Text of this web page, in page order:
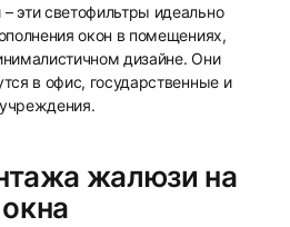
эти светофильтры идеально
окон в помещениях,
дизайне. Они
в офис, государственные и
жалюзи на